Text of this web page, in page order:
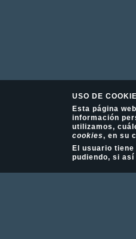
USO DE
Esta página
información
utilizamos,
cookies, en su
El usuario
pudiendo, si